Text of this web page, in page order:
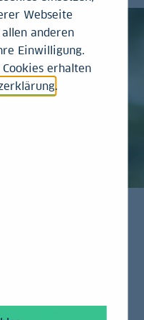
von 750
Webseite
anderen
Einwilligung.
erhalten